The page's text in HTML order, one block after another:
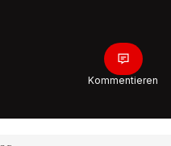
Kommentieren